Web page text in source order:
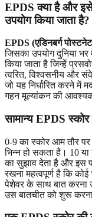
EPDS क्या है और इसे
उपयोग किया जाता है?
EPDS (एडिनबर्ग
जिसका उपयोग दुनिया
किया जाता है जिन्हें
त्वरित, विश्वसनीय और
जो यह निर्धारित करने में
गहन मूल्यांकन की
सामान्य EPDS स्कोर
0-9 का स्कोर आम तौर पर
भिन्न हो सकता है। 10
का सुझाव देता है और इस
रखना महत्वपूर्ण है कि
पेशेवर के साथ बात करना
उस बातचीत को शुरू